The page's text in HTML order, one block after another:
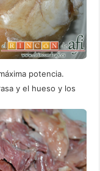
potencia.
y el hueso y los